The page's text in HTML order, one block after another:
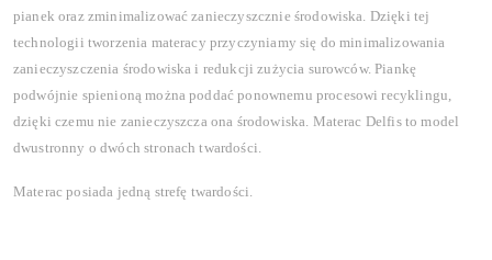
pianek oraz zminimalizować zanieczyszcznie środowiska. Dzięki tej
technologii tworzenia materacy przyczyniamy się do minimalizowania
zanieczyszczenia środowiska i redukcji zużycia surowców. Piankę
podwójnie spienioną można poddać ponownemu procesowi recyklingu,
dzięki czemu nie zanieczyszcza ona środowiska. Materac Delfis to model
dwustronny o dwóch stronach twardości.
Materac posiada jedną strefę twardości.